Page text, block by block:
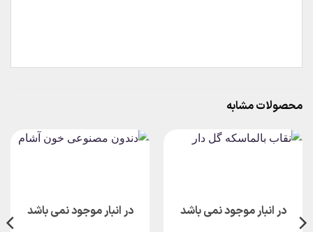
محصولات مشابه
در انبار موجود نمی باشد در انبار موجود نمی باشد